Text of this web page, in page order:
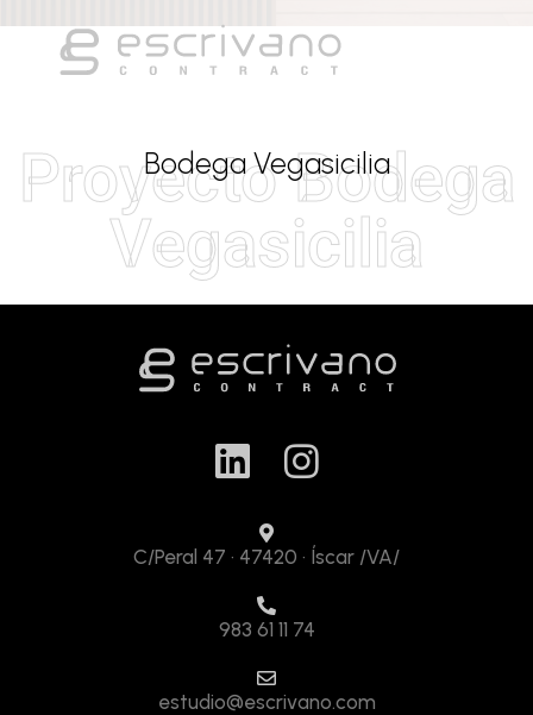
Bodega Vegasicilia
Proyecto Bodega
Vegasicilia
C/Peral 47 · 47420 · Íscar /VA/
983 61 11 74
estudio@escrivano.com